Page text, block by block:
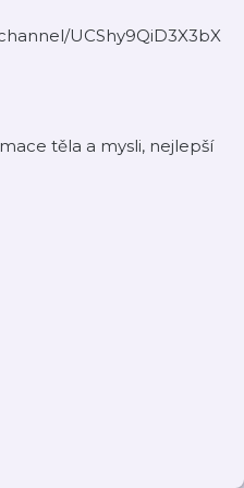
UCShy9QiD3X3bX
těla a mysli, nejlepší